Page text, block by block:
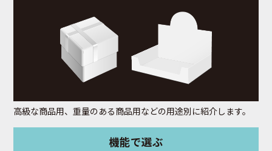
高級な商品用、重量のある商品用などの用途別に紹介します。
機能で選ぶ